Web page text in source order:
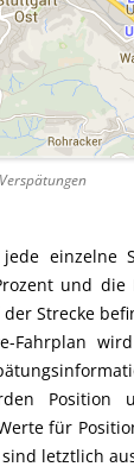
einzelne
und die
Strecke
Fahrplan
Position
für
letztlich